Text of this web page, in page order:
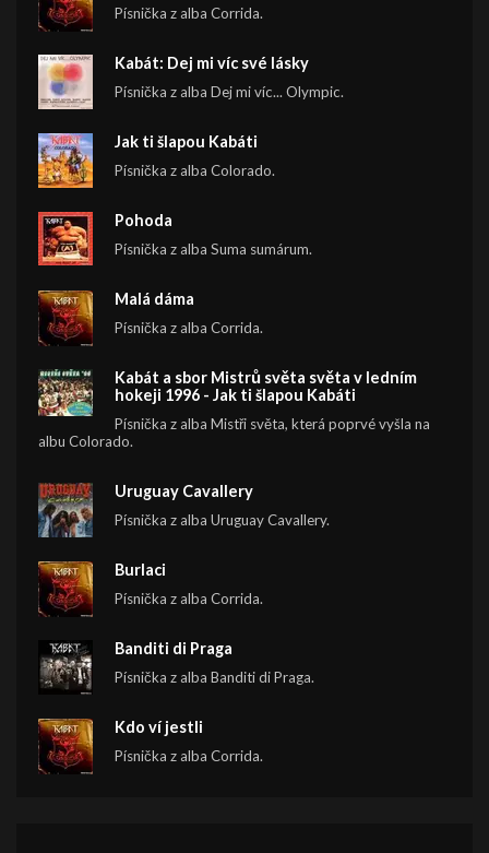
Písnička z alba Corrida.
Kabát: Dej mi víc své lásky
Písnička z alba Dej mi víc... Olympic.
Jak ti šlapou Kabáti
Písnička z alba Colorado.
Pohoda
Písnička z alba Suma sumárum.
Malá dáma
Písnička z alba Corrida.
Kabát a sbor Mistrů světa světa v ledním
hokeji 1996 - Jak ti šlapou Kabáti
Písnička z alba Mistři světa, která poprvé vyšla na
albu Colorado.
Uruguay Cavallery
Písnička z alba Uruguay Cavallery.
Burlaci
Písnička z alba Corrida.
Banditi di Praga
Písnička z alba Banditi di Praga.
Kdo ví jestli
Písnička z alba Corrida.